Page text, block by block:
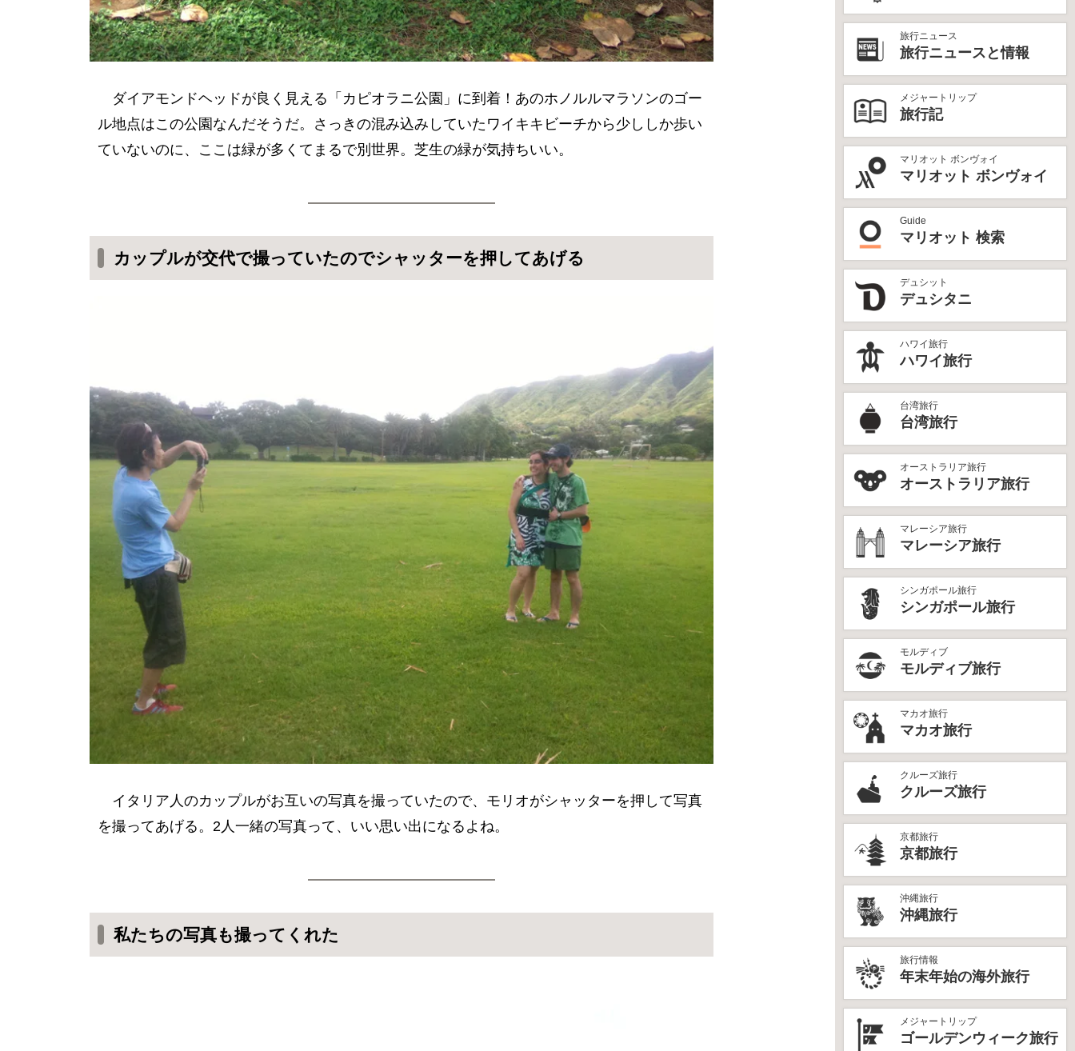
ダイアモンドヘッドが良く見える「カピオラニ公園」に到着！あのホノルルマラソンのゴー
ル地点はこの公園なんだそうだ。さっきの混み込みしていたワイキキビーチから少ししか歩い
ていないのに、ここは緑が多くてまるで別世界。芝生の緑が気持ちいい。
カップルが交代で撮っていたのでシャッターを押してあげる
イタリア人のカップルがお互いの写真を撮っていたので、モリオがシャッターを押して写真
を撮ってあげる。2人一緒の写真って、いい思い出になるよね。
私たちの写真も撮ってくれた
旅行ニュース
旅行ニュースと情報
メジャートリップ
旅行記
マリオット ボンヴォイ
マリオット ボンヴォイ
Guide
マリオット 検索
デュシット
デュシタニ
ハワイ旅行
ハワイ旅行
台湾旅行
台湾旅行
オーストラリア旅行
オーストラリア旅行
マレーシア旅行
マレーシア旅行
シンガポール旅行
シンガポール旅行
モルディブ
モルディブ旅行
マカオ旅行
マカオ旅行
クルーズ旅行
クルーズ旅行
京都旅行
京都旅行
沖縄旅行
沖縄旅行
旅行情報
年末年始の海外旅行
メジャートリップ
ゴールデンウィーク旅行